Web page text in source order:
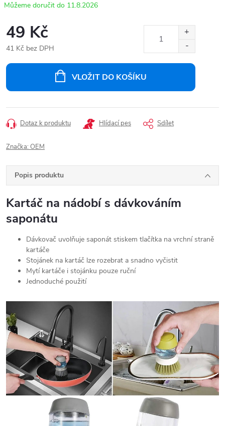
11.8.2026
49 Kč
41 Kč bez DPH
VLOŽIT DO KOŠÍKU
Dotaz k produktu Hlídací pes Sdílet
Značka: OEM
Popis produktu
Kartáč na nádobí s dávkováním
saponátu
Dávkovač uvolňuje saponát stiskem tlačítka na vrchní straně
kartáče
Stojánek na kartáč lze rozebrat a snadno vyčistit
Mytí kartáče i stojánku pouze ruční
Jednoduché použití